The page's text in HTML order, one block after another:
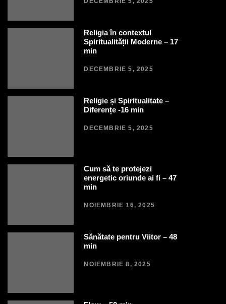
Religia în contextul
Spiritualității Moderne – 17
min
DECEMBRIE 5, 2025
Religie și Spiritualitate –
Diferențe -16 min
DECEMBRIE 5, 2025
Cum să te protejezi
energetic oriunde ai fi – 47
min
NOIEMBRIE 16, 2025
Sănătate pentru Viitor – 48
min
NOIEMBRIE 8, 2025